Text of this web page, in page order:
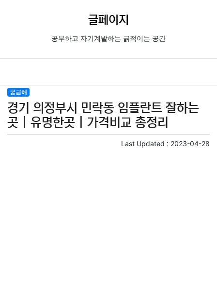
글페이지
공부하고 자기계발하는 긁적이는 공간
궁금해
경기 의정부시 민락동 임플란트 잘하는
곳 | 유명한곳 | 가격비교 총정리
Last Updated : 2023-04-28